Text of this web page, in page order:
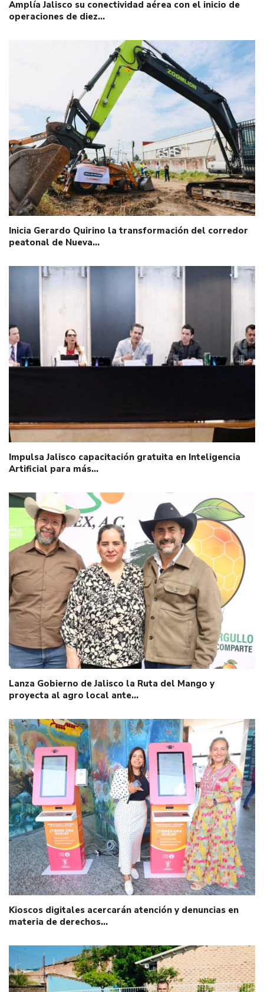
Amplía Jalisco su conectividad aérea con el inicio de
operaciones de diez…
Inicia Gerardo Quirino la transformación del corredor
peatonal de Nueva…
Impulsa Jalisco capacitación gratuita en Inteligencia
Artificial para más…
Lanza Gobierno de Jalisco la Ruta del Mango y
proyecta al agro local ante…
Kioscos digitales acercarán atención y denuncias en
materia de derechos…